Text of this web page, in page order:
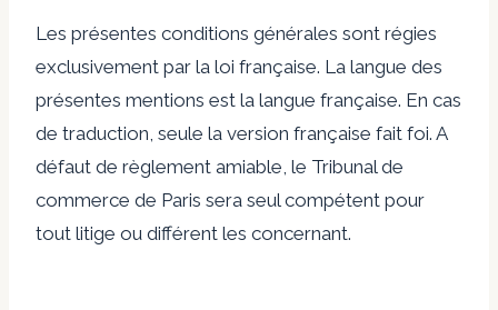
Les présentes conditions générales sont régies
exclusivement par la loi française. La langue des
présentes mentions est la langue française. En cas
de traduction, seule la version française fait foi. A
défaut de règlement amiable, le Tribunal de
commerce de Paris sera seul compétent pour
tout litige ou différent les concernant.